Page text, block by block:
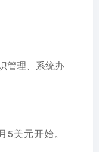
管理、系统办
美元开始。